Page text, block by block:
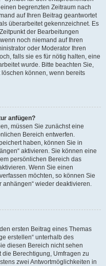
begrenzten Zeitraum nach
auf Ihren Beitrag geantwortet
überarbeitet gekennzeichnet. Es
der Bearbeitungen
noch niemand auf Ihren
oder Moderator Ihren
falls sie es für nötig halten, eine
wurde. Bitte beachten Sie,
können, wenn bereits
anfügen?
müssen Sie zunächst eine
Bereich entwerfen.
haben, können Sie in
aktivieren. Sie können eine
persönlichen Bereich das
Wenn Sie einen
möchten, so können Sie
anhängen“ wieder deaktivieren.
ersten Beitrag eines Themas
erstellen“ unterhalb des
diesen Bereich nicht sehen
Berechtigung, Umfragen zu
zwei Antwortmöglichkeiten in